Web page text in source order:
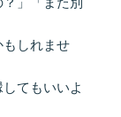
もしれませ
てもいいよ